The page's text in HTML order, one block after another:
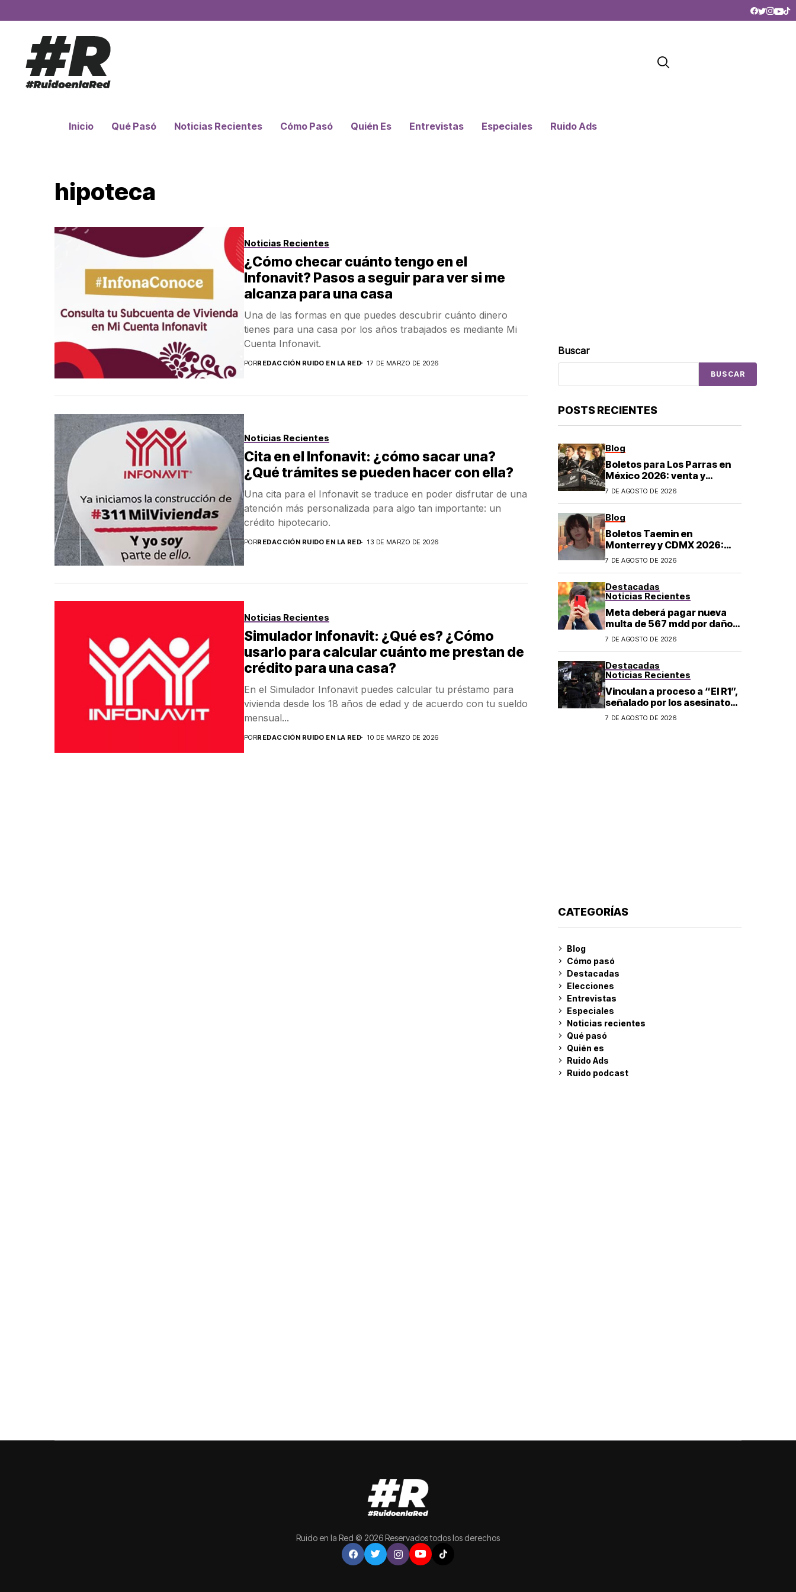
Inicio Qué Pasó Noticias Recientes Cómo Pasó Quién Es Entrevistas Especiales Ruido Ads
hipoteca
Noticias Recientes
¿Cómo checar cuánto tengo en el
Infonavit? Pasos a seguir para ver si me
alcanza para una casa
Una de las formas en que puedes descubrir cuánto dinero
tienes para una casa por los años trabajados es mediante Mi
Cuenta Infonavit.
PORREDACCIÓN RUIDO EN LA RED 17 DE MARZO DE 2026
Noticias Recientes
Cita en el Infonavit: ¿cómo sacar una?
¿Qué trámites se pueden hacer con ella?
Una cita para el Infonavit se traduce en poder disfrutar de una
atención más personalizada para algo tan importante: un
crédito hipotecario.
PORREDACCIÓN RUIDO EN LA RED 13 DE MARZO DE 2026
Noticias Recientes
Simulador Infonavit: ¿Qué es? ¿Cómo
usarlo para calcular cuánto me prestan de
crédito para una casa?
En el Simulador Infonavit puedes calcular tu préstamo para
vivienda desde los 18 años de edad y de acuerdo con tu sueldo
mensual...
PORREDACCIÓN RUIDO EN LA RED 10 DE MARZO DE 2026
Buscar
BUSCAR
POSTS RECIENTES
Blog
Boletos para Los Parras en
México 2026: venta y
precios
7 DE AGOSTO DE 2026
Blog
Boletos Taemin en
Monterrey y CDMX 2026:
¿dónde comprar?
7 DE AGOSTO DE 2026
Destacadas
Noticias Recientes
Meta deberá pagar nueva
multa de 567 mdd por daños
a menores
7 DE AGOSTO DE 2026
Destacadas
Noticias Recientes
Vinculan a proceso a “El R1”,
señalado por los asesinatos
de Carlos Manzo y Valeria
7 DE AGOSTO DE 2026
CATEGORÍAS
Blog
Cómo pasó
Destacadas
Elecciones
Entrevistas
Especiales
Noticias recientes
Qué pasó
Quién es
Ruido Ads
Ruido podcast
Ruido en la Red © 2026 Reservados todos los derechos